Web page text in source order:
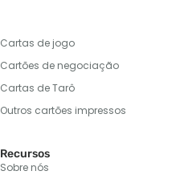
Cartas de jogo
Cartões de negociação
Cartas de Tarô
Outros cartões impressos
Recursos
Sobre nós